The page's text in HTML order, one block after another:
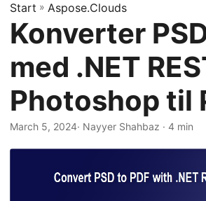
n
a
i
g
a
t
i
Start » Aspose.Clouds
Konverter
med .NET
Photoshop til
March 5, 2024· Nayyer Shahbaz · 4 min